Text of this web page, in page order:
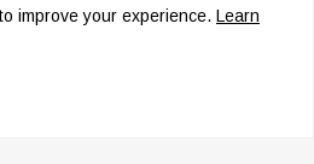
improve your experience. Learn